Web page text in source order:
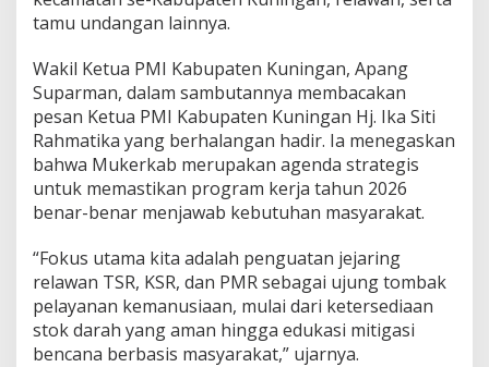
tamu undangan lainnya.
Wakil Ketua PMI Kabupaten Kuningan, Apang
Suparman, dalam sambutannya membacakan
pesan Ketua PMI Kabupaten Kuningan Hj. Ika Siti
Rahmatika yang berhalangan hadir. Ia menegaskan
bahwa Mukerkab merupakan agenda strategis
untuk memastikan program kerja tahun 2026
benar-benar menjawab kebutuhan masyarakat.
“Fokus utama kita adalah penguatan jejaring
relawan TSR, KSR, dan PMR sebagai ujung tombak
pelayanan kemanusiaan, mulai dari ketersediaan
stok darah yang aman hingga edukasi mitigasi
bencana berbasis masyarakat,” ujarnya.